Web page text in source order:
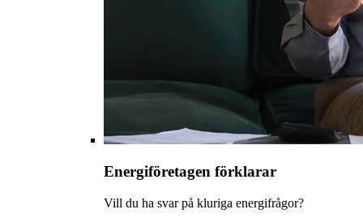
Energiföretagen förklarar
Vill du ha svar på kluriga energifrågor?